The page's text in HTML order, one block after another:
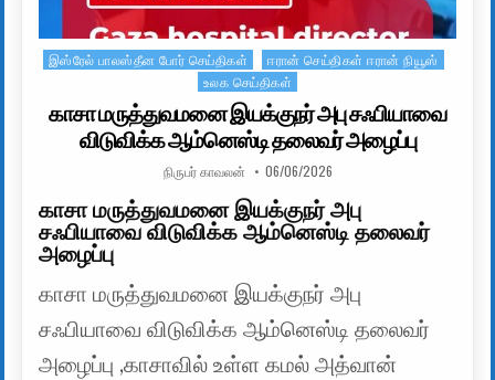
Posted in
இஸ்ரேல் பாலஸ்தீன போர் செய்திகள்
ஈரான் செய்திகள் ஈரான் நியூஸ்
உலக செய்திகள்
காசா மருத்துவமனை இயக்குநர் அபு சஃபியாவை
விடுவிக்க ஆம்னெஸ்டி தலைவர் அழைப்பு
AUTHOR:
நிருபர் காவலன் PUBLISHED DATE:
06/06/2026
காசா மருத்துவமனை இயக்குநர் அபு
சஃபியாவை விடுவிக்க ஆம்னெஸ்டி தலைவர்
அழைப்பு
காசா மருத்துவமனை இயக்குநர் அபு
சஃபியாவை விடுவிக்க ஆம்னெஸ்டி தலைவர்
அழைப்பு ,காசாவில் உள்ள கமல் அத்வான்